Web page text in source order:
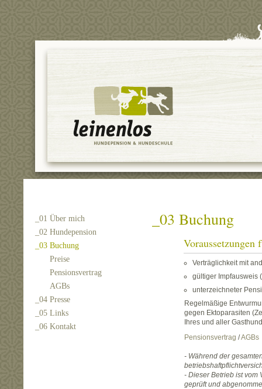
_01 Über mich
_02 Hundepension
_03 Buchung
Preise
Pensionsvertrag
AGBs
_04 Presse
_05 Links
_06 Kontakt
_03 Buchung
Verträglichkeit mit
gültiger Impfausweis
unterzeichneter
Regelmäßige
gegen Ektoparasiten
Ihres und aller
Pensionsvertrag /AGBs
- Während der
- Dieser Betrieb ist vom
geprüft und